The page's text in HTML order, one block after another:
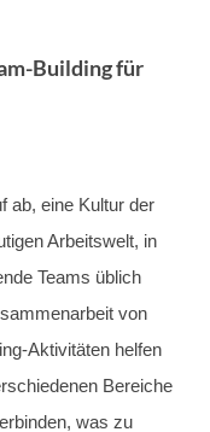
Building für
ab, eine Kultur der
Arbeitswelt, in
Teams üblich
von
Aktivitäten helfen
Bereiche
was zu